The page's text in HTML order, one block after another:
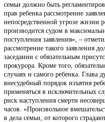
семьи должно быть
прав ребенка рассмотрение
непосредственной угрозе жизни
производится судом в
поступления заявления», –
рассмотрение такого заявления
заседании с обязательным
прокурора. Кроме того,
случаях и самого ребенка. Глава
внесудебный порядок изъятия
применяться в исключительных
риск наступления смерти
часов. «Произвольное
в дела семьи, от которого